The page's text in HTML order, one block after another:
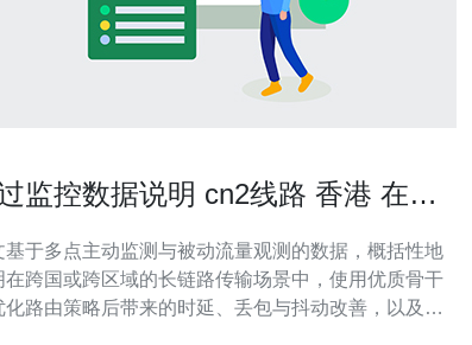
监控数据说明 cn2线路 香港 在长
基于多点主动监测与被动流量观测的数据，概括性地
在跨国或跨区域的长链路传输场景中，使用优质骨干
化路由策略后带来的时延、丢包与抖动改善，以及对